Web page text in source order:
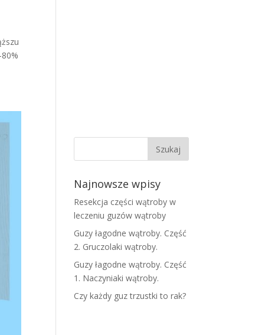
Najnowsze wpisy
Resekcja części wątroby w
leczeniu guzów wątroby
Guzy łagodne wątroby. Część
2. Gruczolaki wątroby.
Guzy łagodne wątroby. Część
1. Naczyniaki wątroby.
Czy każdy guz trzustki to rak?